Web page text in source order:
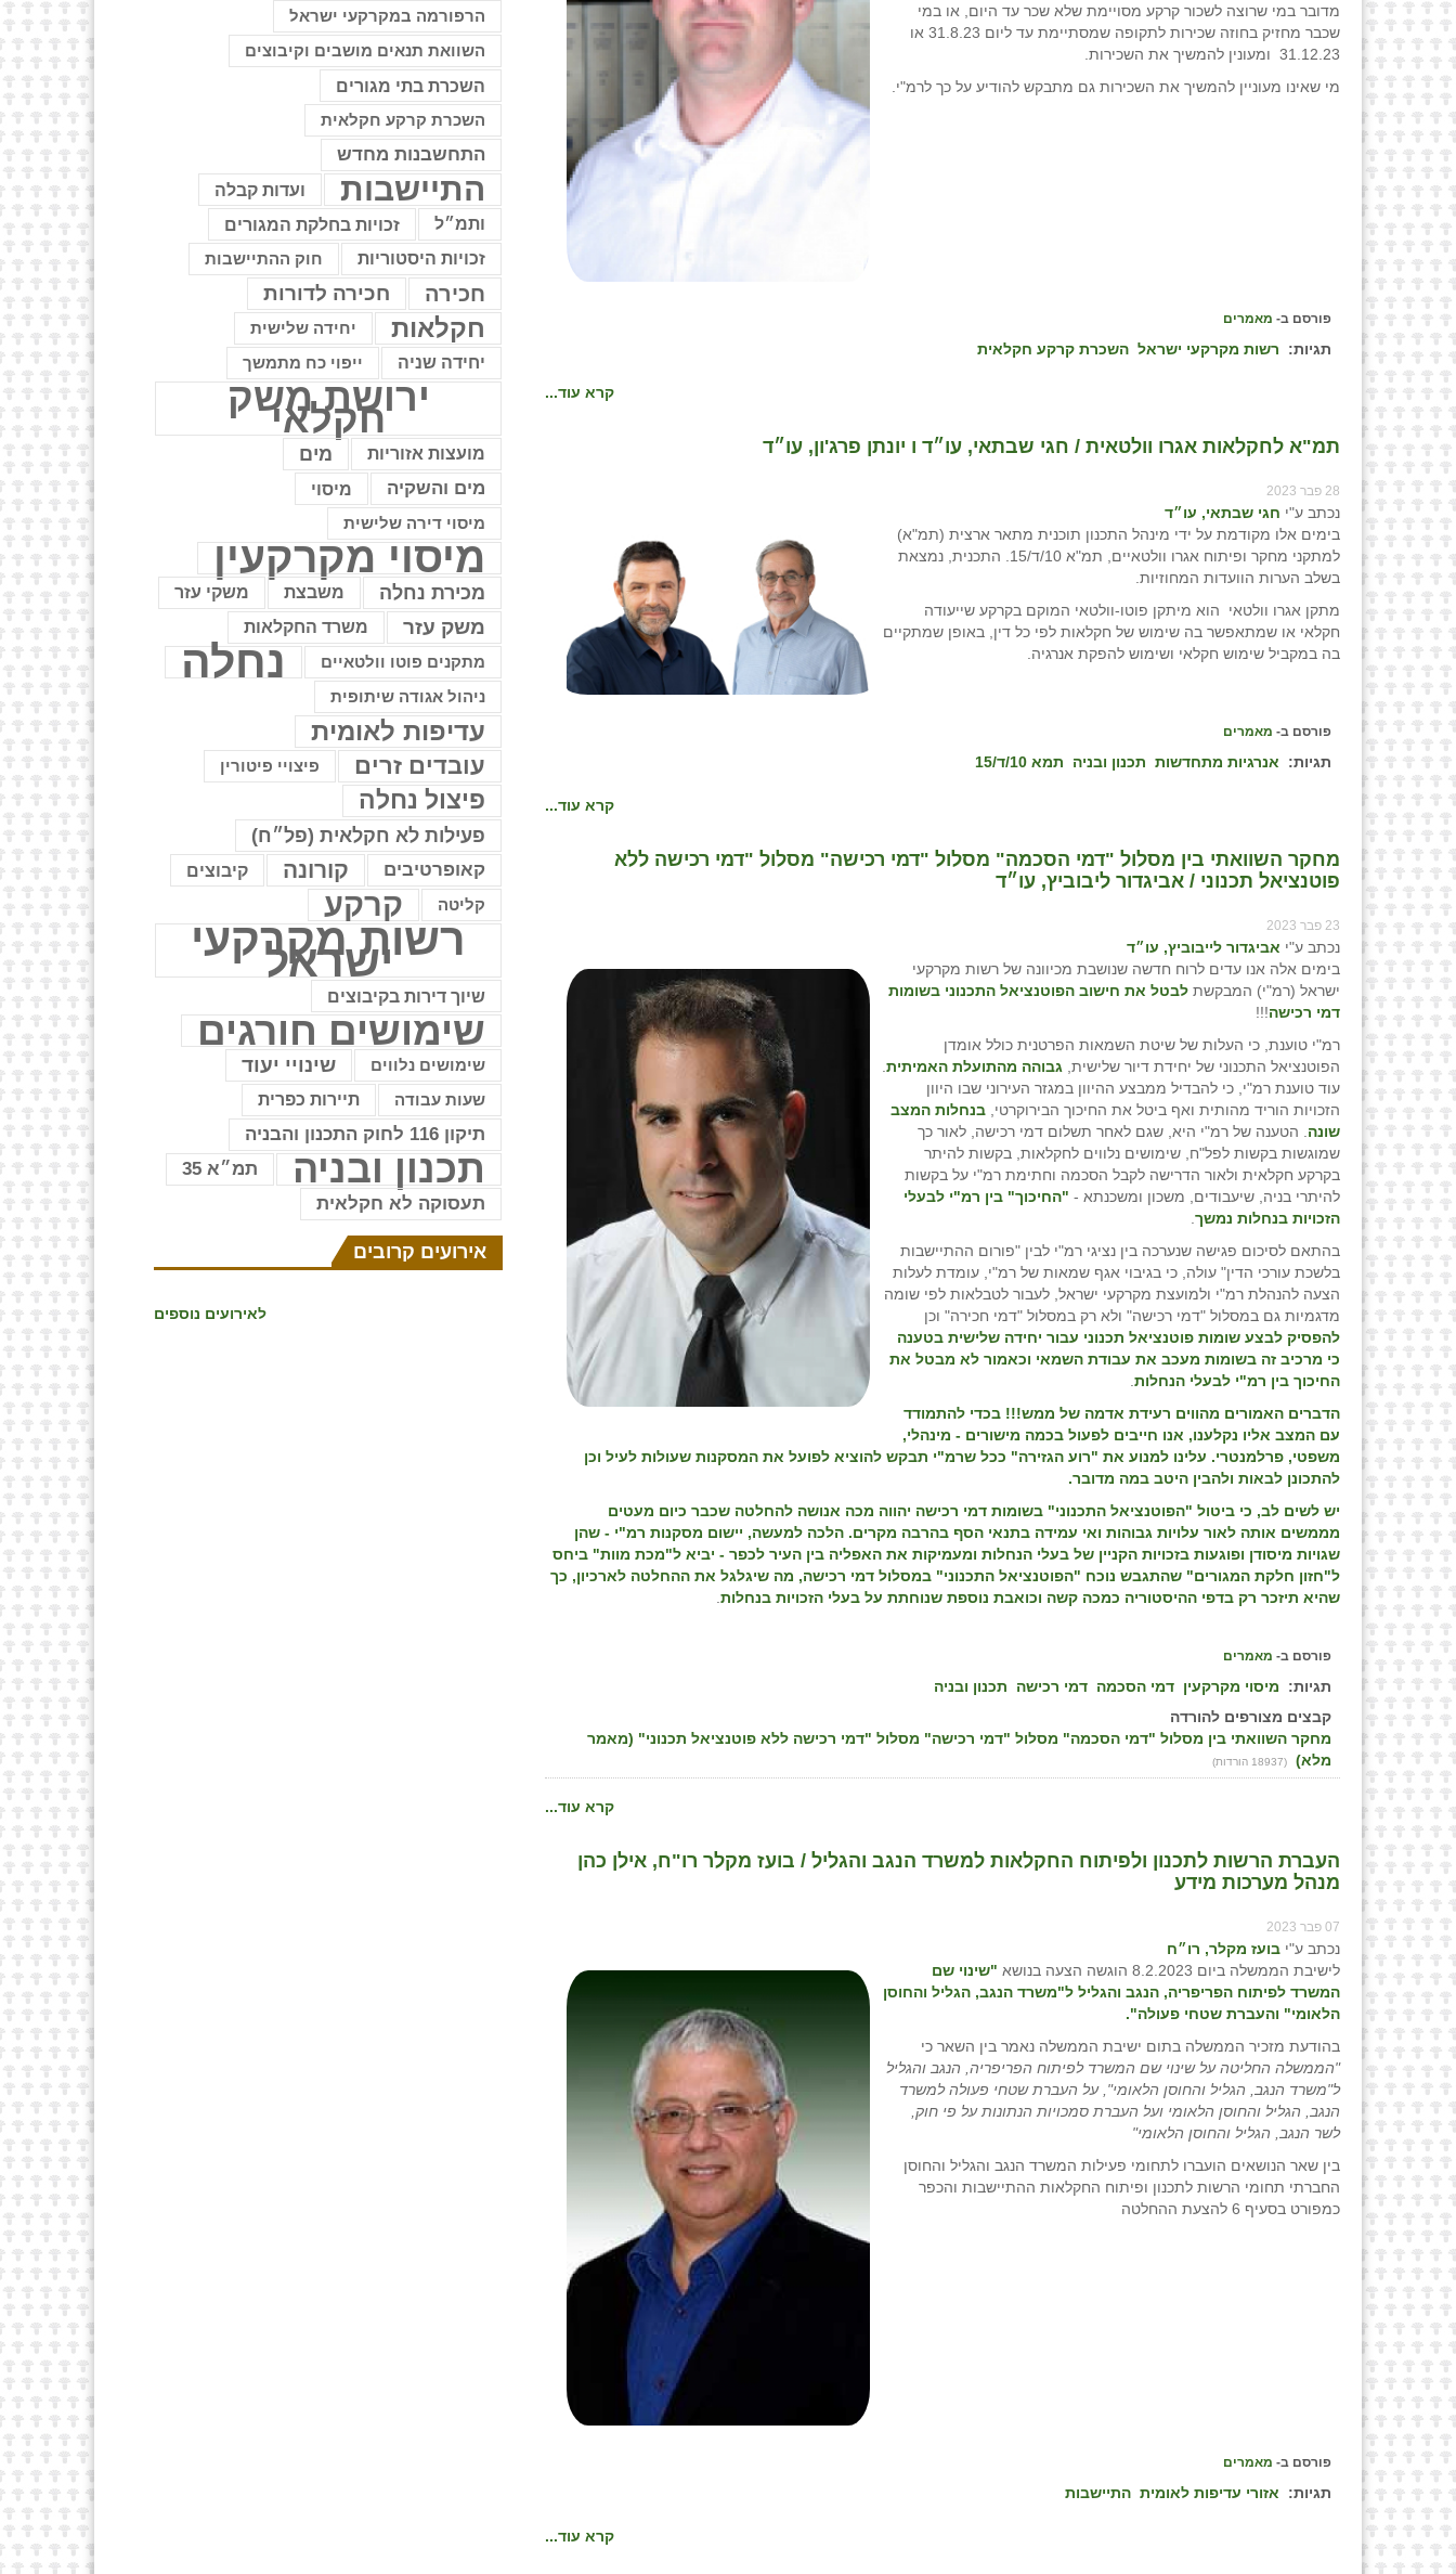
מדובר במי שרוצה לשכור קרקע מסויימת שלא שכר עד היום, או במי
שכבר מחזיק בחוזה שכירות לתקופה שמסתיימת עד ליום 31.8.23 או
31.12.23 ומעונין להמשיך את השכירות.
מי שאינו מעוניין להמשיך את השכירות גם מתבקש להודיע על כך לרמ"י.
פורסם ב- מאמרים
תגיות: רשות מקרקעי ישראל השכרת קרקע חקלאית
קרא עוד...
תמ"א לחקלאות אגרו וולטאית / חגי שבתאי, עו״ד ו יונתן פרג'ון, עו״ד
28 פבר 2023
נכתב ע"י חגי שבתאי, עו״ד
בימים אלו מקודמת על ידי מינהל התכנון תוכנית מתאר ארצית (תמ"א)
למתקני מחקר ופיתוח אגרו וולטאיים, תמ"א 10/ד/15. התכנית, נמצאת
בשלב הערות הוועדות המחוזיות.
מתקן אגרו וולטאי הוא מיתקן פוטו-וולטאי המוקם בקרקע שייעודה
חקלאי או שמתאפשר בה שימוש של חקלאות לפי כל דין, באופן שמתקיים
בה במקביל שימוש חקלאי ושימוש להפקת אנרגיה.
פורסם ב- מאמרים
תגיות: אנרגיות מתחדשות תכנון ובניה תמא 10/ד/15
קרא עוד...
מחקר השוואתי בין מסלול "דמי הסכמה" מסלול "דמי רכישה" מסלול "דמי רכישה ללא
פוטנציאל תכנוני / אביגדור ליבוביץ, עו״ד
23 פבר 2023
נכתב ע"י אביגדור לייבוביץ, עו״ד
בימים אלה אנו עדים לרוח חדשה שנושבת מכיוונה של רשות מקרקעי
ישראל (רמ"י) המבקשת לבטל את חישוב הפוטנציאל התכנוני בשומות
דמי רכישה!!!
רמ"י טוענת, כי העלות של שיטת השמאות הפרטנית כולל אומדן
הפוטנציאל התכנוני של יחידת דיור שלישית, גבוהה מהתועלת האמיתית
עוד טוענת רמ"י, כי להבדיל ממבצע ההיוון במגזר העירוני שבו היוון
הזכויות הוריד מהותית ואף ביטל את החיכוך הבירוקרטי, בנחלות המצב
שונה . הטענה של רמ"י היא, שגם לאחר תשלום דמי רכישה, לאור כך
שמוגשות בקשות לפל"ח, שימושים נלווים לחקלאות, בקשות להיתר
בקרקע חקלאית ולאור הדרישה לקבל הסכמה וחתימת רמ"י על בקשות
להיתרי בניה, שיעבודים, משכון ומשכנתא - "החיכוך" בין רמ"י לבעלי
הזכויות בנחלות נמשך
בהתאם לסיכום פגישה שנערכה בין נציגי רמ"י לבין "פורום ההתיישבות
בלשכת עורכי הדין" עולה, כי בגיבוי אגף שמאות של רמ"י, עומדת לעלות
הצעה להנהלת רמ"י ולמועצת מקרקעי ישראל, לעבור לטבלאות לפי שומה
מדגמיות גם במסלול "דמי רכישה" ולא רק במסלול "דמי חכירה" וכן
להפסיק לבצע שומות פוטנציאל תכנוני עבור יחידה שלישית בטענה
כי מרכיב זה בשומות מעכב את עבודת השמאי וכאמור לא מבטל את
החיכוך בין רמ"י לבעלי הנחלות
הדברים האמורים מהווים רעידת אדמה של ממש!!! בכדי להתמודד
עם המצב אליו נקלענו, אנו חייבים לפעול בכמה מישורים - מינהלי,
משפטי, פרלמנטרי. עלינו למנוע את "רוע הגזירה" ככל שרמ"י תבקש להוציא לפועל את המסקנות שעולות לעיל וכן
להתכונן לבאות ולהבין היטב במה מדובר.
יש לשים לב, כי ביטול "הפוטנציאל התכנוני" בשומות דמי רכישה יהווה מכה אנושה להחלטה שכבר כיום מעטים
מממשים אותה לאור עלויות גבוהות ואי עמידה בתנאי הסף בהרבה מקרים. הלכה למעשה, יישום מסקנות רמ"י - שהן
שגויות מיסודן ופוגעות בזכויות הקניין של בעלי הנחלות ומעמיקות את האפליה בין העיר לכפר - יביא ל"מכת מוות" ביחס
ל"חזון חלקת המגורים" שהתגבש נוכח "הפוטנציאל התכנוני" במסלול דמי רכישה, מה שיגלגל את ההחלטה לארכיון, כך
שהיא תיזכר רק בדפי ההיסטוריה כמכה קשה וכואבת נוספת שנוחתת על בעלי הזכויות בנחלות
פורסם ב- מאמרים
תגיות: מיסוי מקרקעין דמי הסכמה דמי רכישה
תכנון ובניה
קבצים מצורפים להורדה
מחקר השוואתי בין מסלול "דמי הסכמה" מסלול "דמי רכישה" מסלול "דמי רכישה ללא פוטנציאל תכנוני" (מאמר
מלא)
(18937 הורדות)
קרא עוד...
העברת הרשות לתכנון ולפיתוח החקלאות למשרד הנגב והגליל / בועז מקלר רו"ח, אילן כהן
מנהל מערכות מידע
07 פבר 2023
נכתב ע"י בועז מקלר, רו״ח
לישיבת הממשלה ביום 8.2.2023 הוגשה הצעה בנושא
"שינוי שם
המשרד לפיתוח הפריפריה, הנגב והגליל ל"משרד הנגב, הגליל והחוסן
הלאומי" והעברת שטחי פעולה".
בהודעת מזכיר הממשלה בתום ישיבת הממשלה נאמר בין השאר כי
"הממשלה החליטה על שינוי שם המשרד לפיתוח הפריפריה, הנגב והגליל
ל"משרד הנגב, הגליל והחוסן הלאומי", על העברת שטחי פעולה למשרד
הנגב, הגליל והחוסן הלאומי ועל העברת סמכויות הנתונות על פי חוק,
לשר הנגב, הגליל והחוסן הלאומי"
בין שאר הנושאים הועברו לתחומי פעילות המשרד הנגב והגליל והחוסן
החברתי תחומי הרשות לתכנון ופיתוח החקלאות ההתיישבות והכפר
כמפורט בסעיף 6 להצעת ההחלטה
פורסם ב- מאמרים
תגיות: אזורי עדיפות לאומית התיישבות
קרא עוד...
הרפורמה במקרקעי ישראל
השוואת תנאים מושבים וקיבוצים
השכרת בתי מגורים
השכרת קרקע חקלאית
התחשבנות מחדש
התיישבות ועדות קבלה
ותמ״ל זכויות בחלקת המגורים
זכויות היסטוריות חוק ההתיישבות
חכירה חכירה לדורות
חקלאות
יחידה שלישית
יחידה שניה
ייפוי כח מתמשך
ירושת משק
חקלאי
מועצות אזוריות מים
מים והשקיה מיסוי
מיסוי דירה שלישית
מיסוי מקרקעין
מכירת נחלה משבצת משקי עזר
משק עזר משרד החקלאות
מתקנים פוטו וולטאיים נחלה
ניהול אגודה שיתופית
עדיפות לאומית
עובדים זרים פיצויי פיטורין
פיצול נחלה
פעילות לא חקלאית (פל״ח)
קאופרטיבים קורונה קיבוצים
קליטה קרקע
רשות מקרקעי
ישראל
שיוך דירות בקיבוצים
שימושים חורגים
שימושים נלווים שינויי יעוד
שעות עבודה תיירות כפרית
תיקון 116 לחוק התכנון והבניה
תכנון ובניה
תמ״א 35
תעסוקה לא חקלאית
אירועים קרובים
לאירועים נוספים